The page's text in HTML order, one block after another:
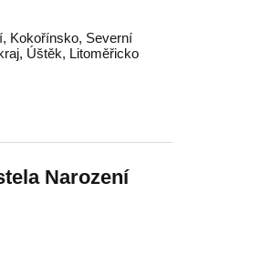
, Kokořínsko, Severní
, Úštěk, Litoměřicko
Narození